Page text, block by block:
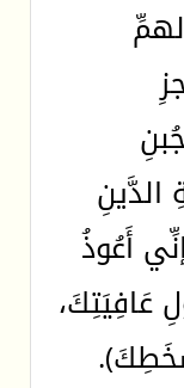
الدَّينِ
إنِّي أَعُوذُ
عَافِيَتِكَ،